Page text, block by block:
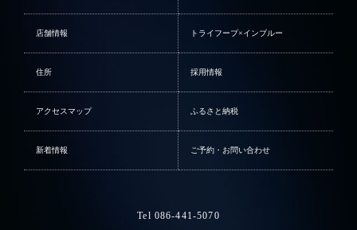
店舗情報 トライフープ×インブルー
住所 採用情報
アクセスマップ ふるさと納税
新着情報 ご予約・お問い合わせ
Tel 086-441-5070